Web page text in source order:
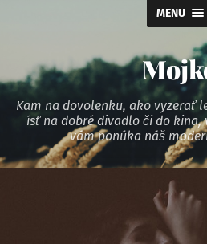
MENU
Kam na dovolenku, ako vyzerať
ísť na dobré divadlo či do kina,
vám ponúka náš